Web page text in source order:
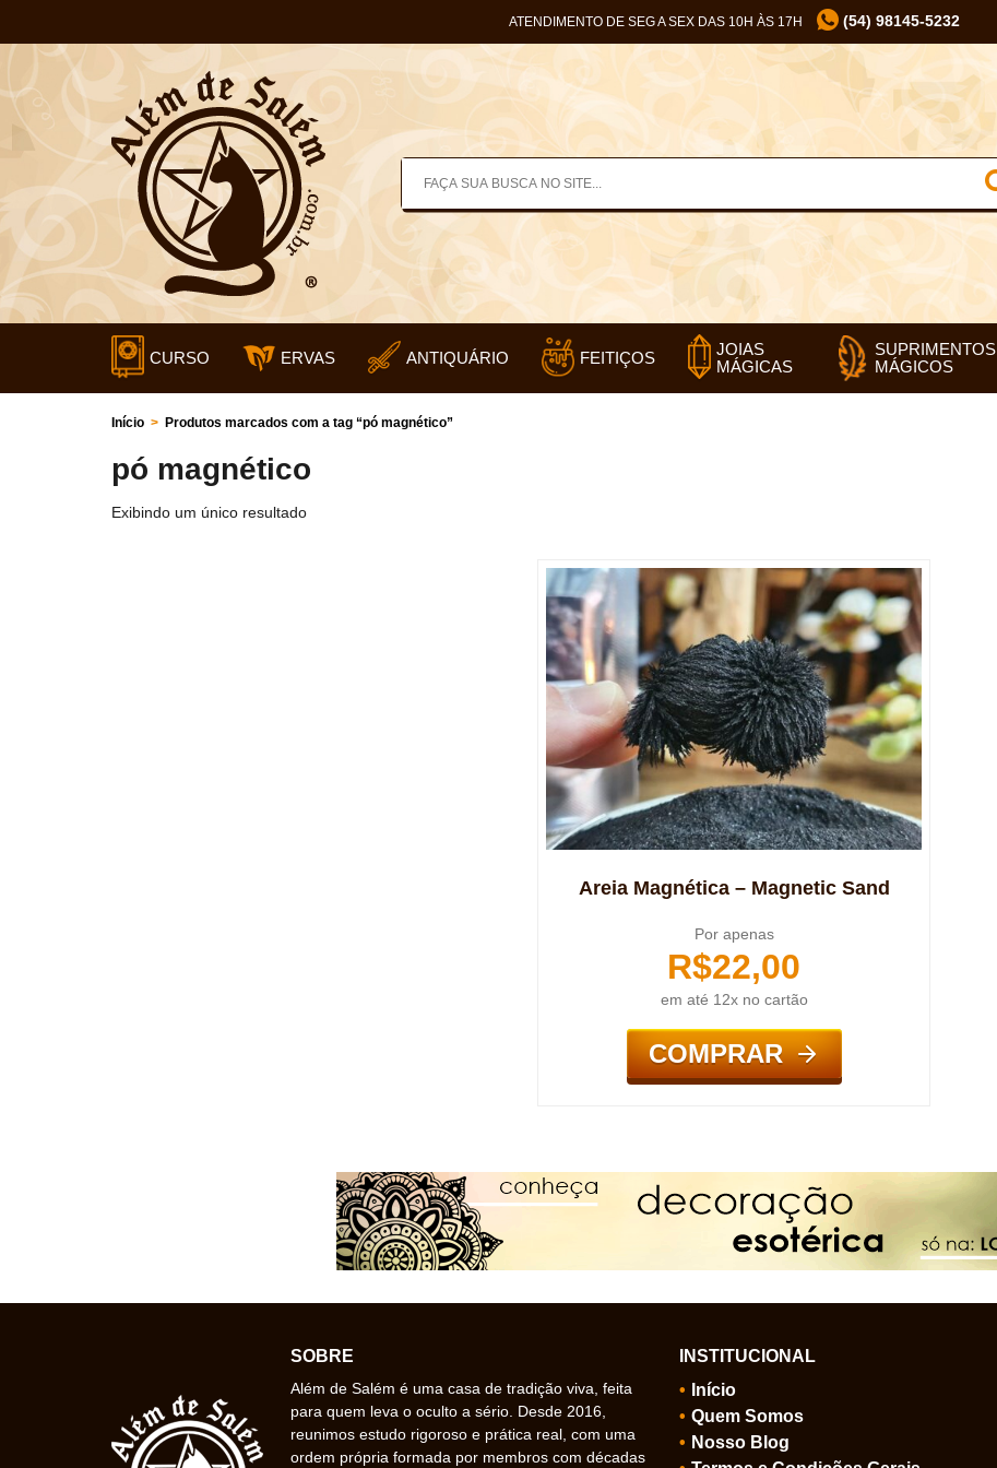
ATENDIMENTO DE SEG A SEX DAS 10H ÀS 17H (54) 98145-5232
CURSO ERVAS ANTIQUÁRIO FEITIÇOS
JOIAS
MÁGICAS
SUPRIMENTOS
MÁGICOS
Início > Produtos marcados com a tag “pó magnético”
pó magnético
Exibindo um único resultado
Areia Magnética – Magnetic Sand
Por apenas
R$22,00
em até 12x no cartão
COMPRAR
SOBRE
Além de Salém é uma casa de tradição viva, feita
para quem leva o oculto a sério. Desde 2016,
reunimos estudo rigoroso e prática real, com uma
ordem própria formada por membros com décadas
INSTITUCIONAL
Início
Quem Somos
Nosso Blog